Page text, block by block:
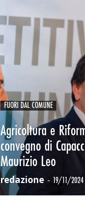
FUORI DAL COMUNE
Agricoltura e
convegno di
Maurizio Leo
redazione - 19/11/2024